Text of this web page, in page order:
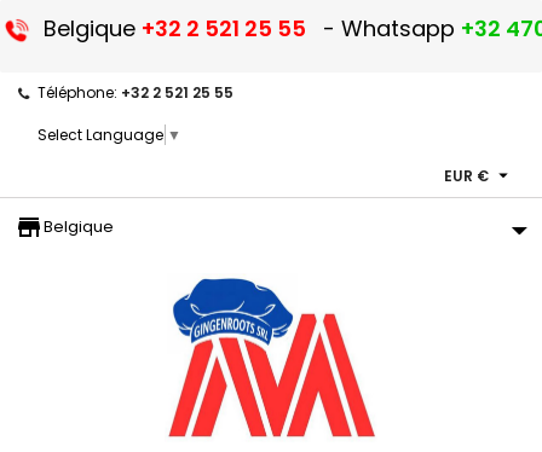
Belgique +32 2 521 25 55 - Whatsapp +32
Téléphone: +32 2 521 25 55
Select Language ▼
EUR € 
storefront
Belgique